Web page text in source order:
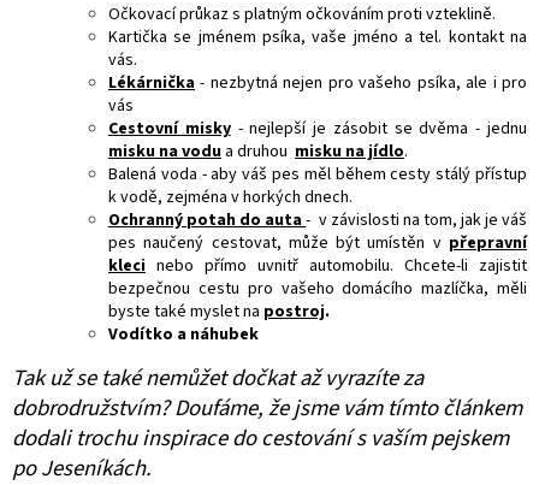
Očkovací průkaz s platným očkováním proti vzteklině.
Kartička se jménem psíka, vaše jméno a tel. kontakt na
vás.
Lékárnička - nezbytná nejen pro vašeho psíka, ale i pro
vás
Cestovní misky- nejlepší je zásobit se dvěma - jednu
misku na vodu a druhou misku na jídlo.
Balená voda - aby váš pes měl během cesty stálý přístup
k vodě, zejména v horkých dnech.
Ochranný potah do auta- v závislosti na tom, jak je váš
pes naučený cestovat, může být umístěn v přepravní
kleci nebo přímo uvnitř automobilu. Chcete-li zajistit
bezpečnou cestu pro vašeho domácího mazlíčka, měli
byste také myslet na postroj.
Vodítko a náhubek
Tak už se také nemůžet dočkat až vyrazíte za
dobrodružstvím? Doufáme, že jsme vám tímto článkem
dodali trochu inspirace do cestování s vaším pejskem
po Jeseníkách.